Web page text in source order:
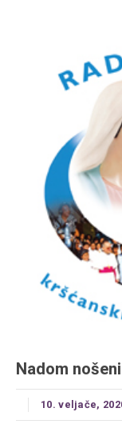
Nadom
10. veljače,